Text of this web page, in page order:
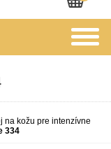
na kožu pre intenzívne
334